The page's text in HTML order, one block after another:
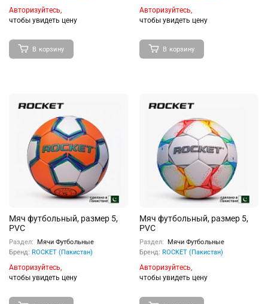
Авторизуйтесь,
чтобы увидеть цену
В корзину
Авторизуйтесь,
чтобы увидеть цену
В корзину
Мяч футбольный, размер 5,
PVC
Раздел:
Мячи Футбольные
Бренд: ROCKET (Пакистан)
Авторизуйтесь,
чтобы увидеть цену
Мяч футбольный, размер 5,
PVC
Раздел:
Мячи Футбольные
Бренд: ROCKET (Пакистан)
Авторизуйтесь,
чтобы увидеть цену